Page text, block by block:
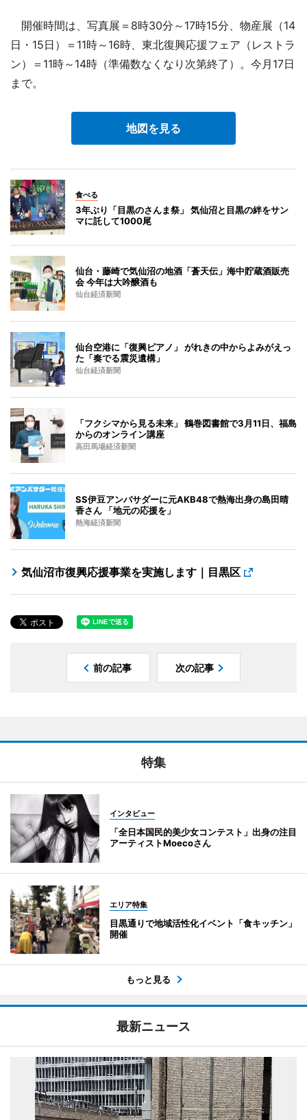
開催時間は、写真展＝8時30分～17時15分、物産展（14
日・15日）＝11時～16時、東北復興応援フェア（レストラ
ン）＝11時～14時（準備数なくなり次第終了）。今月17日
まで。
地図を見る
食べる
3年ぶり「目黒のさんま祭」 気仙沼と目黒の絆をサン
マに託して1000尾
仙台・藤崎で気仙沼の地酒「蒼天伝」海中貯蔵酒販売
会 今年は大吟醸酒も
仙台経済新聞
仙台空港に「復興ピアノ」 がれきの中からよみがえっ
た「奏でる震災遺構」
仙台経済新聞
「フクシマから見る未来」 鶴巻図書館で3月11日、福島
からのオンライン講座
高田馬場経済新聞
SS伊豆アンバサダーに元AKB48で熱海出身の島田晴
香さん 「地元の応援を」
熱海経済新聞
気仙沼市復興応援事業を実施します｜目黒区
前の記事 次の記事
特集
インタビュー
「全日本国民的美少女コンテスト」出身の注目
アーティストMoecoさん
エリア特集
目黒通りで地域活性化イベント「食キッチン」
開催
もっと見る
最新ニュース